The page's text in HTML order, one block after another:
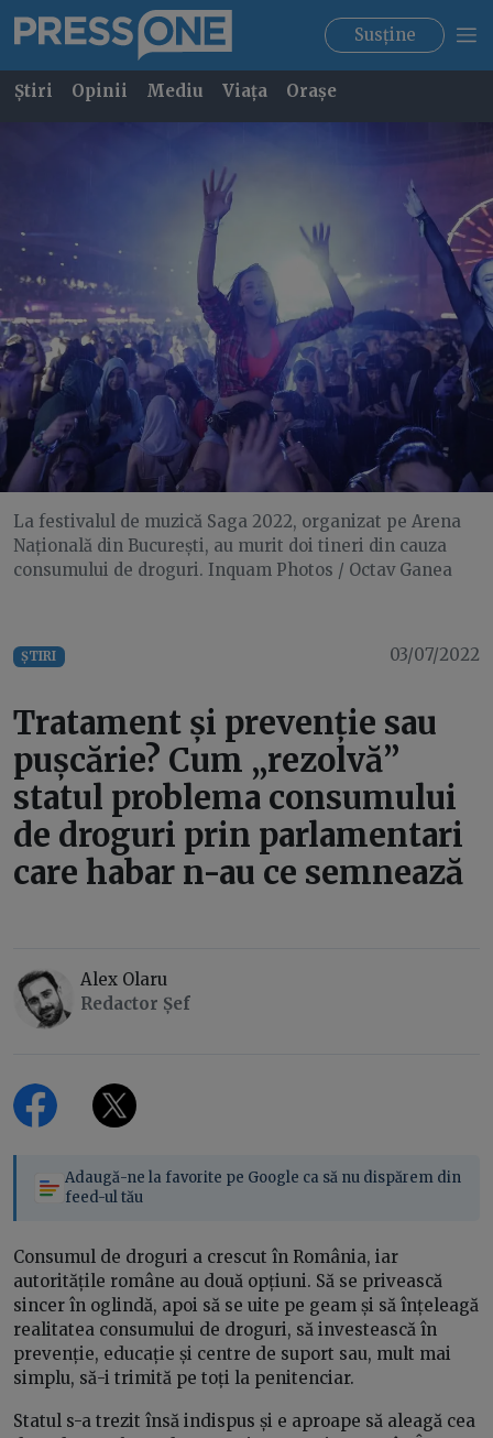
Susține
Știri Opinii Mediu Viața Orașe
La festivalul de muzică Saga 2022, organizat pe Arena
Națională din București, au murit doi tineri din cauza
consumului de droguri. Inquam Photos / Octav Ganea
ȘTIRI 03/07/2022
Tratament și prevenție sau
pușcărie? Cum „rezolvă”
statul problema consumului
de droguri prin parlamentari
care habar n-au ce semnează
Alex Olaru
Redactor Șef
Adaugă-ne la favorite pe Google ca să nu dispărem din
feed-ul tău
Consumul de droguri a crescut în România, iar
autoritățile române au două opțiuni. Să se privească
sincer în oglindă, apoi să se uite pe geam și să înțeleagă
realitatea consumului de droguri, să investească în
prevenție, educație și centre de suport sau, mult mai
simplu, să-i trimită pe toți la penitenciar.
Statul s-a trezit însă indispus și e aproape să aleagă cea